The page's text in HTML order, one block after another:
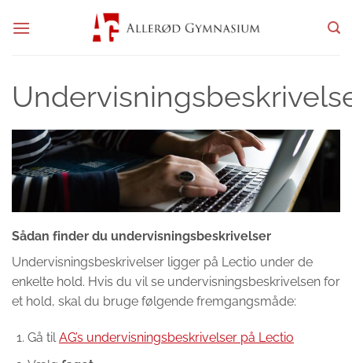
Sådan finder du undervisningsbeskrivelser
Undervisningsbeskrivelser ligger på Lectio under de
enkelte hold. Hvis du vil se undervisningsbeskrivelsen for
et hold, skal du bruge følgende fremgangsmåde:
Gå tilAG’s undervisningsbeskrivelser på Lectio